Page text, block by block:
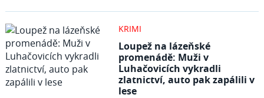
KRIMI
Loupež na lázeňské
promenádě: Muži v
Luhačovicích vykradli
zlatnictví, auto pak zapálili v
lese